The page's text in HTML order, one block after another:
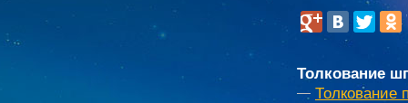
Толкование
Толкование